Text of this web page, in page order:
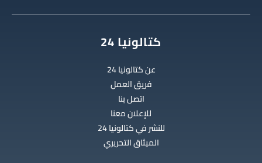
كتالونيا 24
عن كتالونيا 24
فريق العمل
اتصل بنا
للإعلان معنا
للنشر في كتالونيا 24
الميثاق التحريري